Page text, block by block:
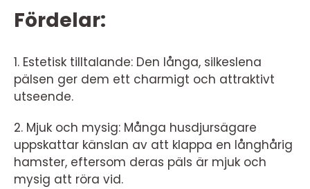
Fördelar:
1. Estetisk tilltalande: Den långa, silkeslena
pälsen ger dem ett charmigt och attraktivt
utseende.
2. Mjuk och mysig: Många husdjursägare
uppskattar känslan av att klappa en långhårig
hamster, eftersom deras päls är mjuk och
mysig att röra vid.